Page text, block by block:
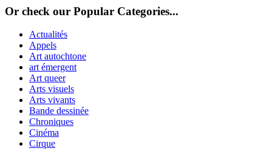
Or check our Popular Categories...
Actualités
Appels
Art autochtone
art émergent
Art queer
Arts visuels
Arts vivants
Bande dessinée
Chroniques
Cinéma
Cirque